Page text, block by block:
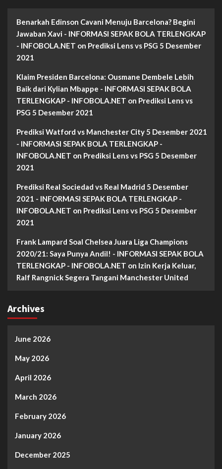
Benarkah Edinson Cavani Menuju Barcelona? Begini
Jawaban Xavi - INFORMASI SEPAK BOLA TERLENGKAP
- INFOBOLA.NET on Prediksi Lens vs PSG 5 Desember
2021
Klaim Presiden Barcelona: Ousmane Dembele Lebih
Baik dari Kylian Mbappe - INFORMASI SEPAK BOLA
TERLENGKAP - INFOBOLA.NET on Prediksi Lens vs
PSG 5 Desember 2021
Prediksi Watford vs Manchester City 5 Desember 2021
- INFORMASI SEPAK BOLA TERLENGKAP -
INFOBOLA.NET on Prediksi Lens vs PSG 5 Desember
2021
Prediksi Real Sociedad vs Real Madrid 5 Desember
2021 - INFORMASI SEPAK BOLA TERLENGKAP -
INFOBOLA.NET on Prediksi Lens vs PSG 5 Desember
2021
Frank Lampard Soal Chelsea Juara Liga Champions
2020/21: Saya Punya Andil! - INFORMASI SEPAK BOLA
TERLENGKAP - INFOBOLA.NET on Izin Kerja Keluar,
Ralf Rangnick Segera Tangani Manchester United
Archives
June 2026
May 2026
April 2026
March 2026
February 2026
January 2026
December 2025